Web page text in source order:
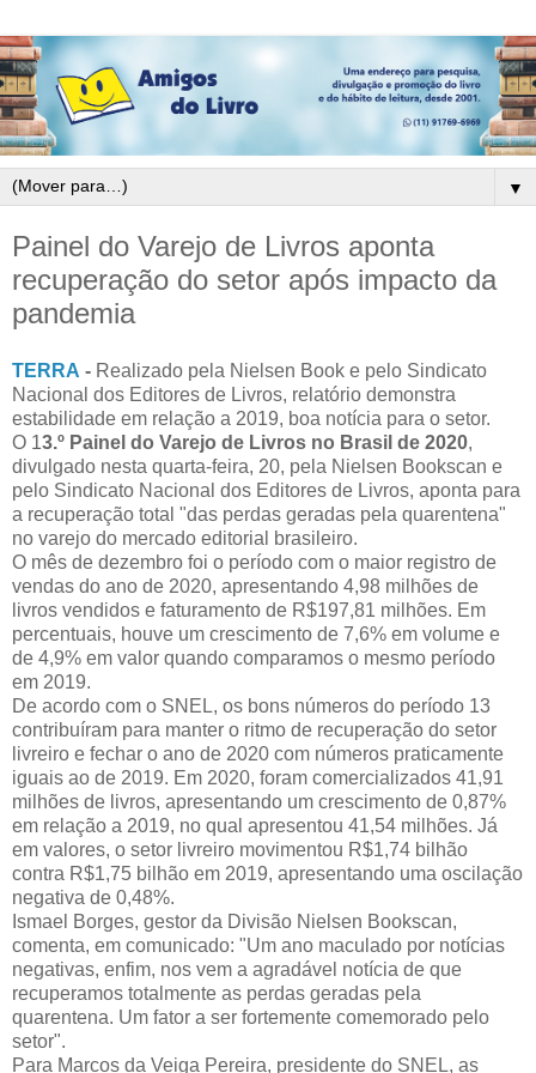
▼
Painel do Varejo de Livros aponta
recuperação do setor após impacto da
pandemia
TERRA - Realizado pela Nielsen Book e pelo Sindicato
Nacional dos Editores de Livros, relatório demonstra
estabilidade em relação a 2019, boa notícia para o setor.
O 13.º Painel do Varejo de Livros no Brasil de 2020,
divulgado nesta quarta-feira, 20, pela Nielsen Bookscan e
pelo Sindicato Nacional dos Editores de Livros, aponta para
a recuperação total "das perdas geradas pela quarentena"
no varejo do mercado editorial brasileiro.
O mês de dezembro foi o período com o maior registro de
vendas do ano de 2020, apresentando 4,98 milhões de
livros vendidos e faturamento de R$197,81 milhões. Em
percentuais, houve um crescimento de 7,6% em volume e
de 4,9% em valor quando comparamos o mesmo período
em 2019.
De acordo com o SNEL, os bons números do período 13
contribuíram para manter o ritmo de recuperação do setor
livreiro e fechar o ano de 2020 com números praticamente
iguais ao de 2019. Em 2020, foram comercializados 41,91
milhões de livros, apresentando um crescimento de 0,87%
em relação a 2019, no qual apresentou 41,54 milhões. Já
em valores, o setor livreiro movimentou R$1,74 bilhão
contra R$1,75 bilhão em 2019, apresentando uma oscilação
negativa de 0,48%.
Ismael Borges, gestor da Divisão Nielsen Bookscan,
comenta, em comunicado: "Um ano maculado por notícias
negativas, enfim, nos vem a agradável notícia de que
recuperamos totalmente as perdas geradas pela
quarentena. Um fator a ser fortemente comemorado pelo
setor".
Para Marcos da Veiga Pereira, presidente do SNEL, as